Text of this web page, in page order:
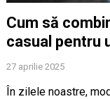
Cum să
casual pentru
27 aprilie 2025
În zilele noastre,